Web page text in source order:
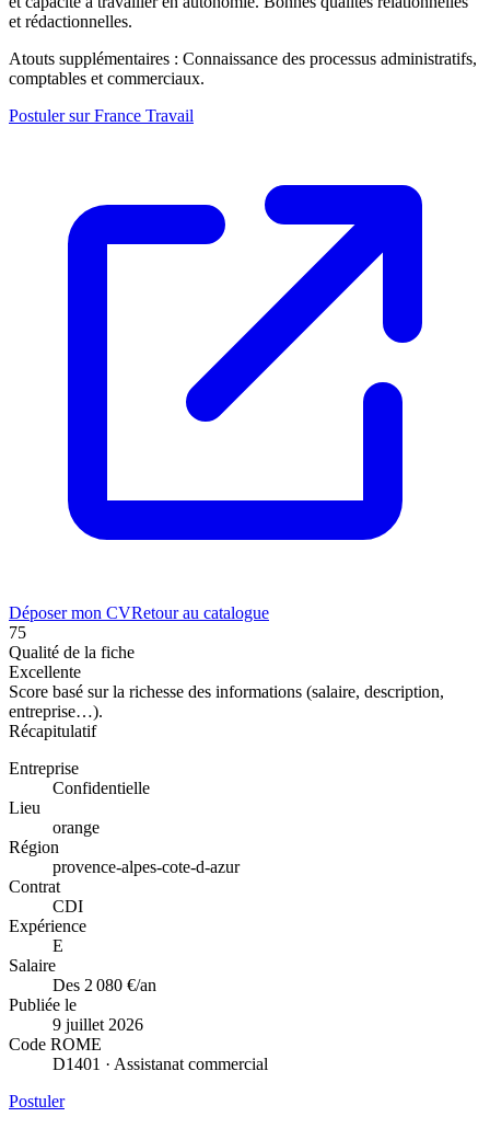
et rédactionnelles.
Atouts supplémentaires : Connaissance des processus administratifs,
comptables et commerciaux.
Postuler sur France Travail
Déposer mon CVRetour au catalogue
75
Qualité de la fiche
Excellente
Score basé sur la richesse des informations (salaire, description,
entreprise…).
Récapitulatif
Entreprise
Confidentielle
Lieu
orange
Région
provence-alpes-cote-d-azur
Contrat
CDI
Expérience
E
Salaire
Des 2 080 €/an
Publiée le
9 juillet 2026
Code ROME
D1401 · Assistanat commercial
Postuler